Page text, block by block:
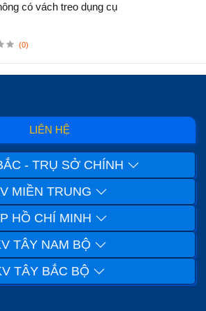
có vách treo dụng cụ
(0)
LIÊN HỆ
- TRỤ SỞ CHÍNH
MIỀN TRUNG
HỒ CHÍ MINH
TÂY NAM BỘ
TÂY BẮC BỘ